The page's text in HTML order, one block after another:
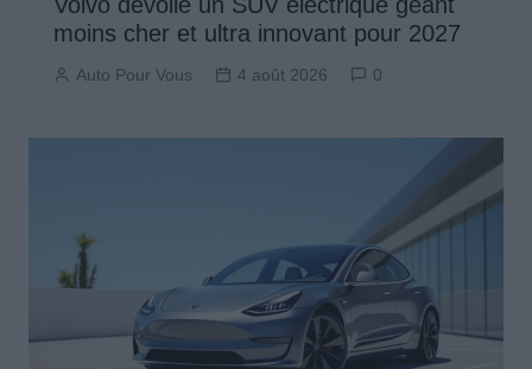
moins cher et ultra innovant pour 2027
Auto Pour Vous 4 août 2026 0